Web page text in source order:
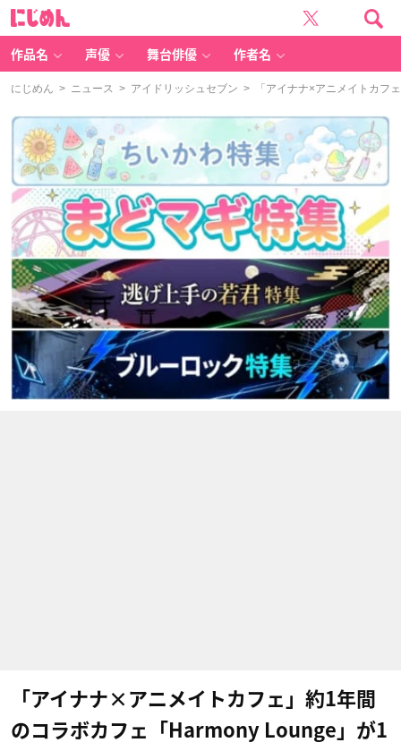
作品名 声優 舞台俳優 作者名
にじめん > ニュース > アイドリッシュセブン > 「アイナナ×アニメイトカフ
「アイナナ×アニメイトカフェ」約1年間
のコラボカフェ「Harmony Lounge」が1